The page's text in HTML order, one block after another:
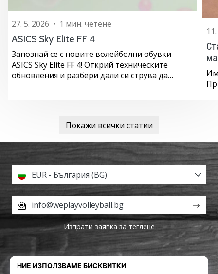
27. 5. 2026 • 1 мин. четене
ASICS Sky Elite FF 4
Запознай се с новите волейболни обувки
ASICS Sky Elite FF 4! Открий техническите
обновления и разбери дали си струва да…
Покажи всички статии
EUR - България (BG)
info@weplayvolleyball.bg
Изпрати заявка за теглене